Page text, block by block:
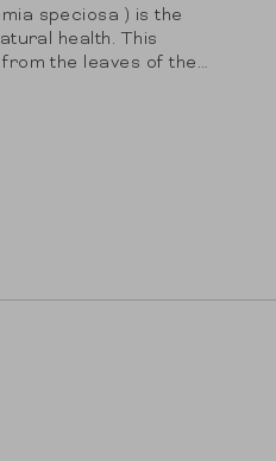
speciosa ) is the
health. This
the leaves of the